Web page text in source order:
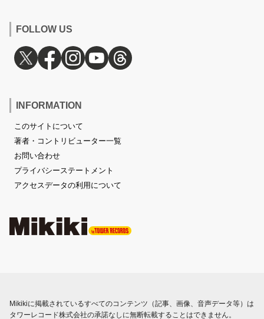
FOLLOW US
INFORMATION
このサイトについて
著者・コントリビューター一覧
お問い合わせ
プライバシーステートメント
アクセスデータの利用について
Mikikiに掲載されているすべてのコンテンツ（記事、画像、音声データ等）は
タワーレコード株式会社の承諾なしに無断転載することはできません。